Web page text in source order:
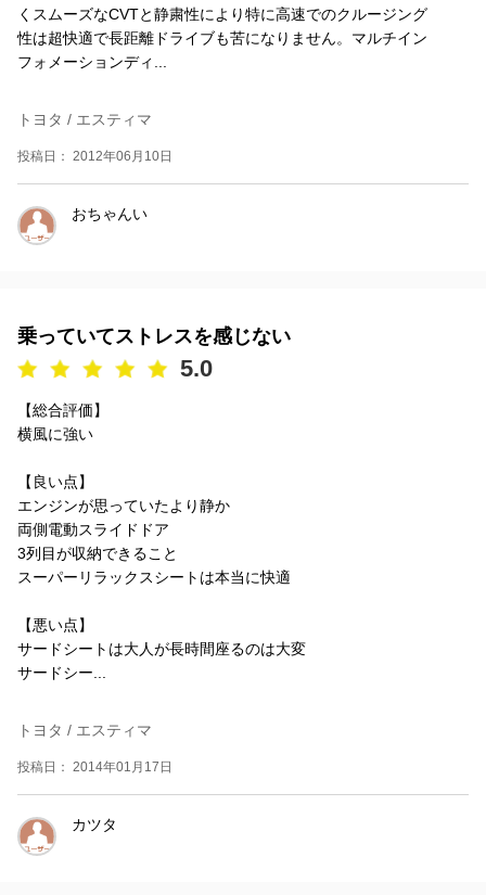
くスムーズなCVTと静粛性により特に高速でのクルージング
性は超快適で長距離ドライブも苦になりません。マルチイン
フォメーションディ...
トヨタ / エスティマ
投稿日： 2012年06月10日
おちゃんい
乗っていてストレスを感じない
5.0
【総合評価】
横風に強い
【良い点】
エンジンが思っていたより静か
両側電動スライドドア
3列目が収納できること
スーパーリラックスシートは本当に快適
【悪い点】
サードシートは大人が長時間座るのは大変
サードシー...
トヨタ / エスティマ
投稿日： 2014年01月17日
カツタ